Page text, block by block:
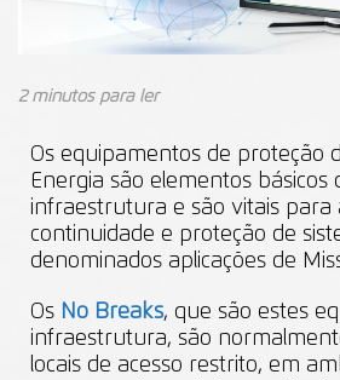
2 minutos para ler
Os equipamentos de proteção
Energia são elementos básicos
infraestrutura e são vitais para
continuidade e proteção de
denominados aplicações de
Os No Breaks, que são estes
infraestrutura, são
locais de acesso restrito, em